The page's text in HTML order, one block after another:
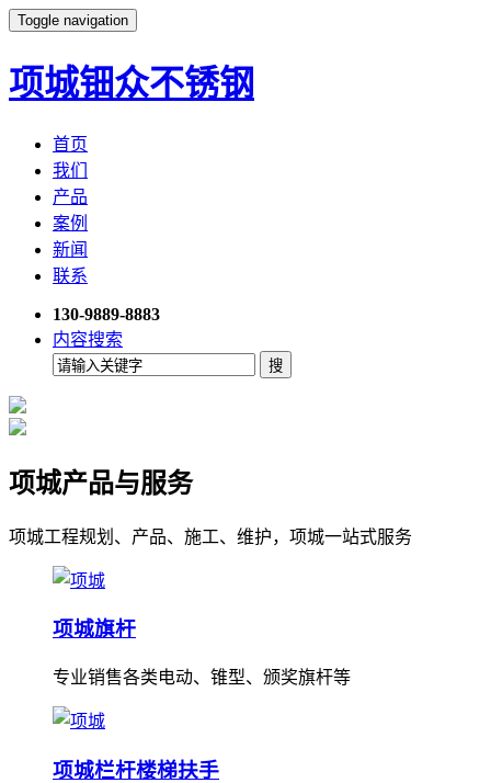
Toggle navigation
项城钿众不锈钢
首页
我们
产品
案例
新闻
联系
130-9889-8883
内容搜索
项城产品与服务
项城工程规划、产品、施工、维护，项城一站式服务
项城旗杆
专业销售各类电动、锥型、颁奖旗杆等
项城栏杆楼梯扶手